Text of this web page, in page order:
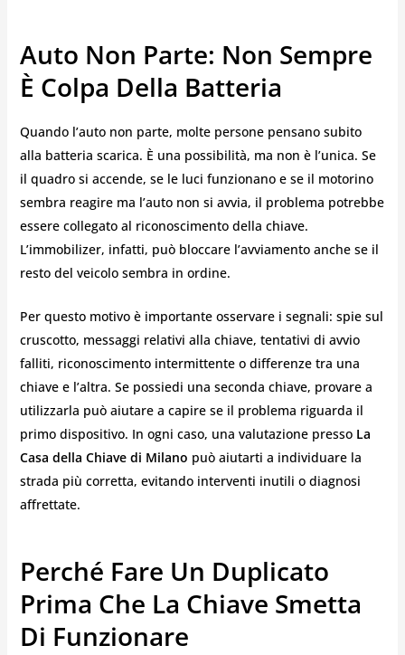
Auto Non Parte: Non Sempre
È Colpa Della Batteria
Quando l’auto non parte, molte persone pensano subito
alla batteria scarica. È una possibilità, ma non è l’unica. Se
il quadro si accende, se le luci funzionano e se il motorino
sembra reagire ma l’auto non si avvia, il problema potrebbe
essere collegato al riconoscimento della chiave.
L’immobilizer, infatti, può bloccare l’avviamento anche se il
resto del veicolo sembra in ordine.
Per questo motivo è importante osservare i segnali: spie sul
cruscotto, messaggi relativi alla chiave, tentativi di avvio
falliti, riconoscimento intermittente o differenze tra una
chiave e l’altra. Se possiedi una seconda chiave, provare a
utilizzarla può aiutare a capire se il problema riguarda il
primo dispositivo. In ogni caso, una valutazione presso La
Casa della Chiave di Milano può aiutarti a individuare la
strada più corretta, evitando interventi inutili o diagnosi
affrettate.
Perché Fare Un Duplicato
Prima Che La Chiave Smetta
Di Funzionare